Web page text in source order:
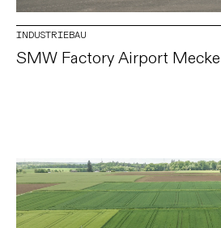
INDUSTRIEBAU
SMW Factory Airport